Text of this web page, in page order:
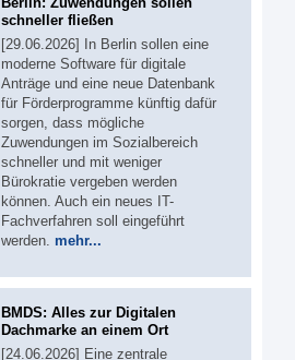
schneller fließen
[29.06.2026] In Berlin sollen eine
moderne Software für digitale
Anträge und eine neue Datenbank
für Förderprogramme künftig dafür
sorgen, dass mögliche
Zuwendungen im Sozialbereich
schneller und mit weniger
Bürokratie vergeben werden
können. Auch ein neues IT-
Fachverfahren soll eingeführt
werden. mehr...
BMDS: Alles zur Digitalen
Dachmarke an einem Ort
[24.06.2026] Eine zentrale